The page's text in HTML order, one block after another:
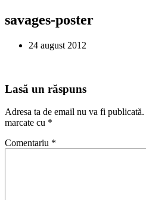
savages-poster
24 august 2012
Lasă un răspuns
Adresa ta de email nu va fi publicată.
marcate cu *
Comentariu *